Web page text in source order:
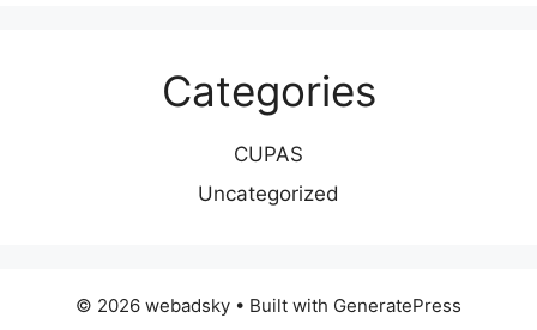
Categories
CUPAS
Uncategorized
© 2026 webadsky • Built with GeneratePress